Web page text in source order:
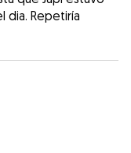
dia. Repetiría